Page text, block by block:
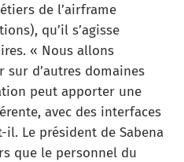
de l’airframe
qu’il s’agisse
« Nous allons
d’autres domaines
peut apporter une
avec des interfaces
Le président de Sabena
que le personnel du